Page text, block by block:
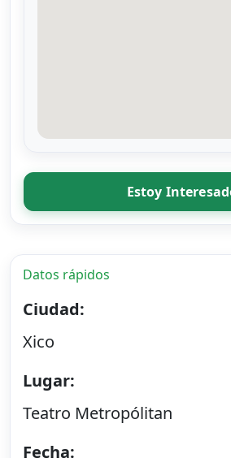
Estoy
Datos rápidos
Ciudad:
Xico
Lugar:
Teatro Metropólitan
Fecha: